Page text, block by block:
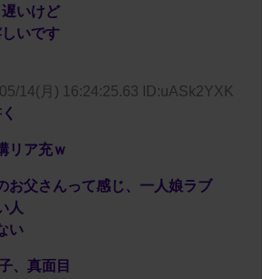
いけど
いです
14(月) 16:24:25.63 ID:uASk2YXK
リア充ｗ
お父さんって感じ、一人娘ラブ
人
い
、真面目